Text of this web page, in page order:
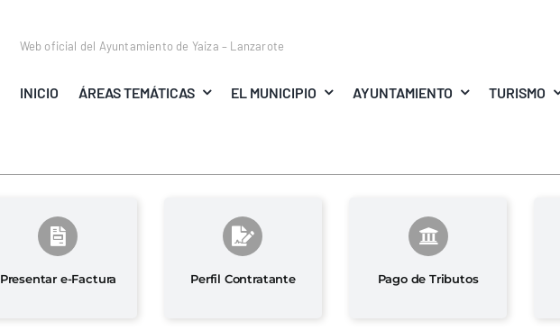
Web oficial del Ayuntamiento de Yaiza – Lanzarote
INICIO ÁREAS TEMÁTICAS EL MUNICIPIO AYUNTAMIENTO TURISMO
Presentar e-Factura Perfil Contratante Pago de Tributos